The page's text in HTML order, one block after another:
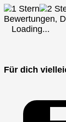
Bewertungen,
Loading...
Für dich